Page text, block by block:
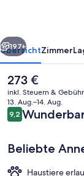
Weiter
197+
ÜbersichtZimmer
Der
aktuelle
Preis
beträgt
273 €.
273 €
inkl. Steuern &
13. Aug.–14. Aug.
Bewertungen
9,29,2 von 10.
Beliebte
Haustiere